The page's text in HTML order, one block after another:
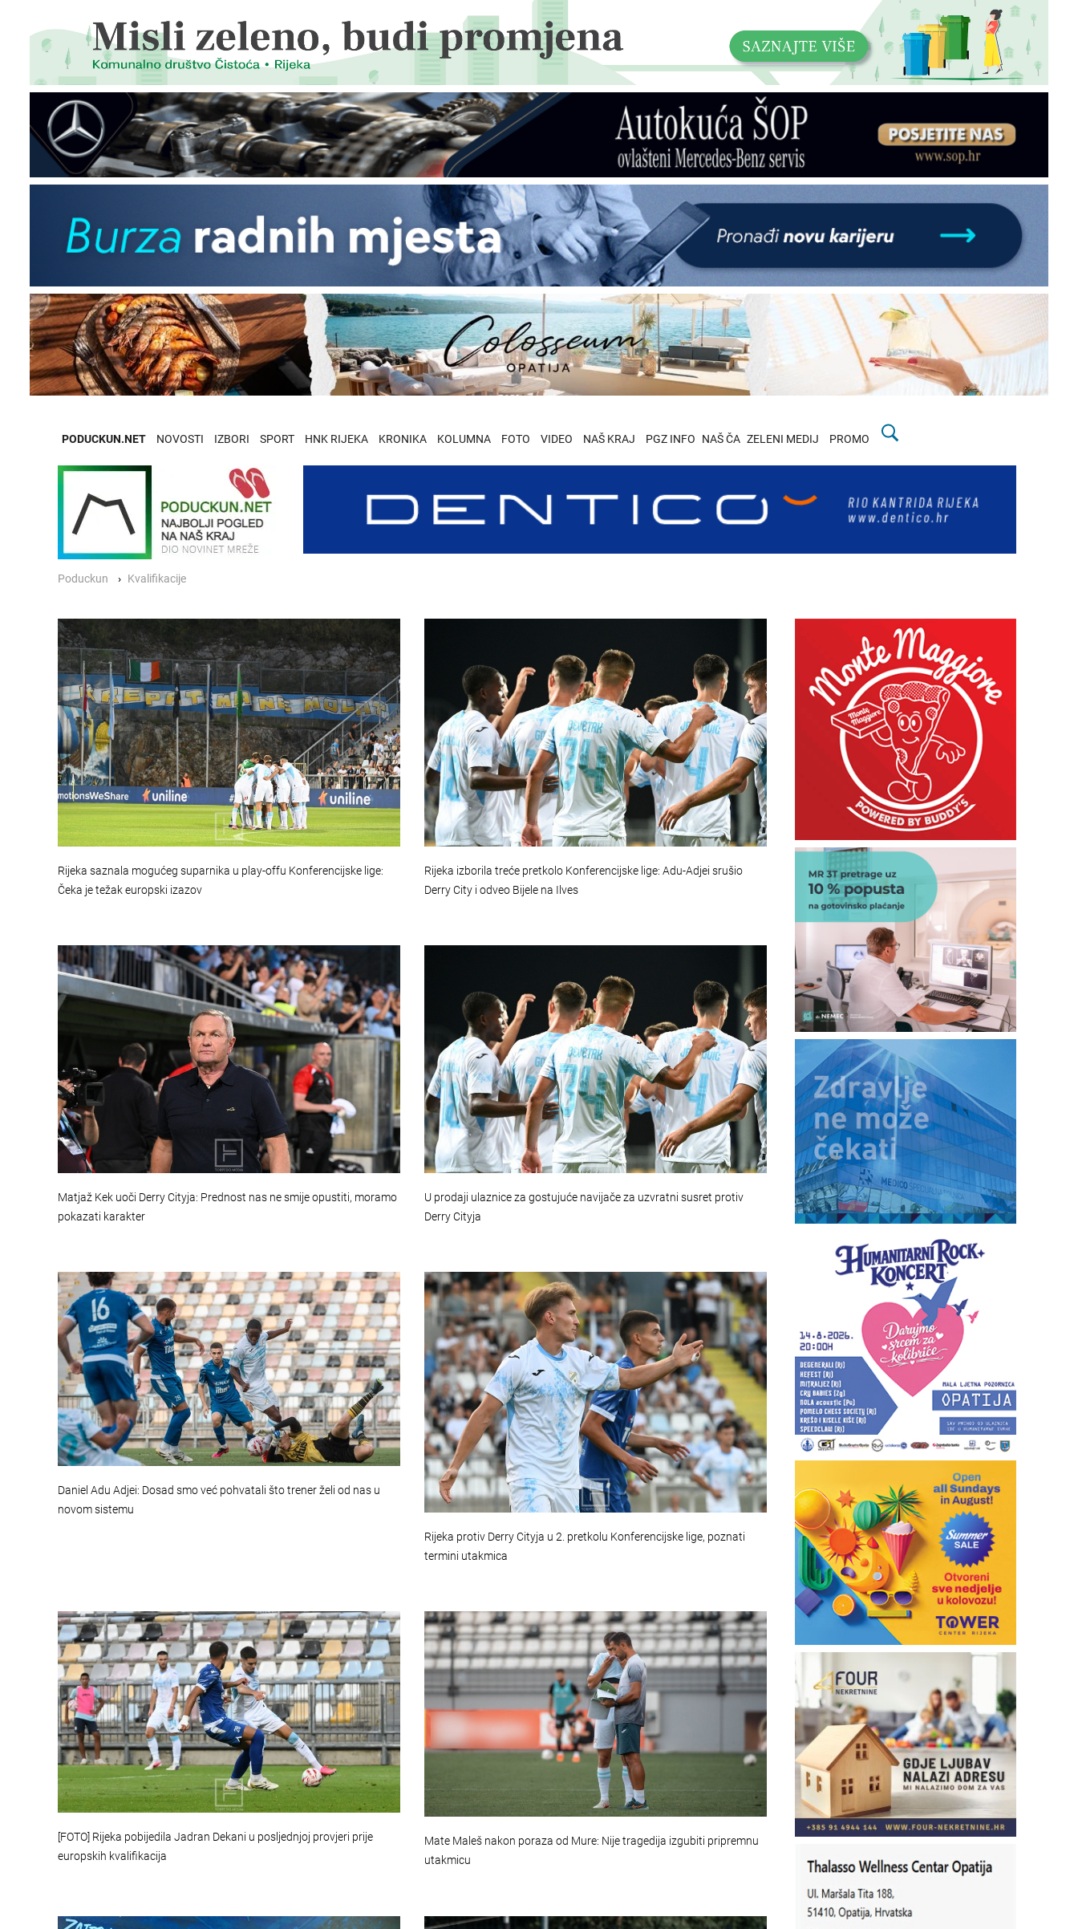
PODUCKUN.NET NOVOSTI IZBORI SPORT HNK RIJEKA KRONIKA KOLUMNA FOTO VIDEO NAŠ KRAJ PGZ INFO NAŠ ČA ZELENI MEDIJ PROMO
Poduckun Kvalifikacije
Rijeka saznala mogućeg suparnika u play-offu Konferencijske lige:
Čeka je težak europski izazov
Rijeka izborila treće pretkolo Konferencijske lige: Adu-Adjei srušio
Derry City i odveo Bijele na Ilves
Matjaž Kek uoči Derry Cityja: Prednost nas ne smije opustiti, moramo
pokazati karakter
U prodaji ulaznice za gostujuće navijače za uzvratni susret protiv
Derry Cityja
Daniel Adu Adjei: Dosad smo već pohvatali što trener želi od nas u
novom sistemu
Rijeka protiv Derry Cityja u 2. pretkolu Konferencijske lige, poznati
termini utakmica
[FOTO] Rijeka pobijedila Jadran Dekani u posljednjoj provjeri prije
europskih kvalifikacija
Mate Maleš nakon poraza od Mure: Nije tragedija izgubiti pripremnu
utakmicu